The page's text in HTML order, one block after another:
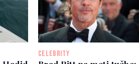
CELEBRITY